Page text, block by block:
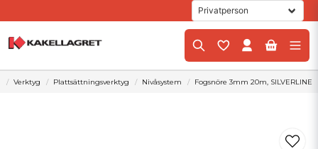
Verktyg Plattsättningsverktyg Nivåsystem Fogsnöre 3mm 20m, SILVERLINE